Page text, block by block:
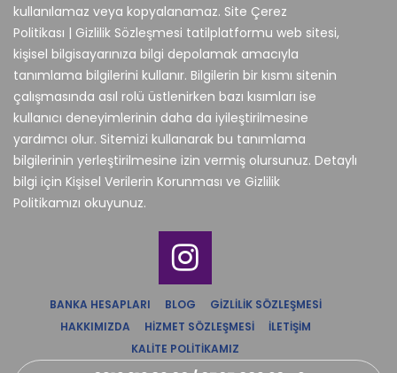
kullanılamaz veya kopyalanamaz. Site Çerez
Politikası | Gizlilik Sözleşmesi tatilplatformu web sitesi,
kişisel bilgisayarınıza bilgi depolamak amacıyla
tanımlama bilgilerini kullanır. Bilgilerin bir kısmı sitenin
çalışmasında asıl rolü üstlenirken bazı kısımları ise
kullanıcı deneyimlerinin daha da iyileştirilmesine
yardımcı olur. Sitemizi kullanarak bu tanımlama
bilgilerinin yerleştirilmesine izin vermiş olursunuz. Detaylı
bilgi için Kişisel Verilerin Korunması ve Gizlilik
Politikamızı okuyunuz.
BANKA HESAPLARI BLOG
GIZLILIK SÖZLEŞMESI
HAKKIMIZDA
HIZMET SÖZLEŞMESI
İLETIŞIM
KALITE POLITIKAMIZ